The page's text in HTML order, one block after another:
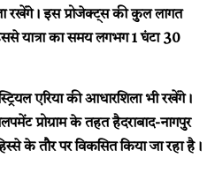
रखेंगे। इस प्रोजेक्ट्स की कुल लागत
यात्रा का समय लगभग 1 घंटा 30
एरिया की आधारशिला भी रखेंगे।
प्रोग्राम के तहत हैदराबाद-नागपुर
के तौर पर विकसित किया जा रहा है।